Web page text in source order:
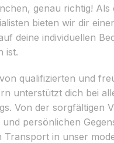
genau richtig! Als
bieten wir dir
deine individuellen
ist.
qualifizierten und
unterstützt dich bei
Von der sorgfältigen
persönlichen
Transport in unser